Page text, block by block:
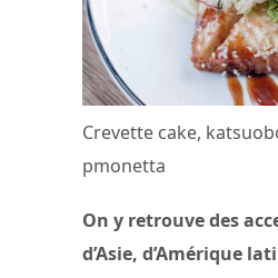
Crevette cake,
pmonetta
On y retrouve des
d’Asie, d’Amérique